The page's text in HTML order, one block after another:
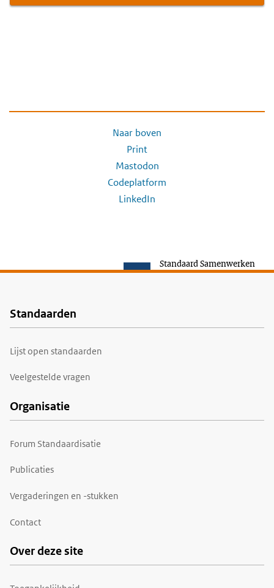
Naar boven
Print
Mastodon
Codeplatform
LinkedIn
Standaard Samenwerken
Voet
Standaarden
Lijst open standaarden
Veelgestelde vragen
Organisatie
Forum Standaardisatie
Publicaties
Vergaderingen en -stukken
Contact
Over deze site